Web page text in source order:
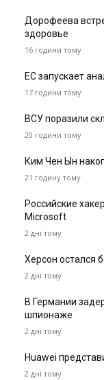
Дорофеева
здоровье
16 години тому
ЕС запускает
17 години тому
ВСУ поразили
20 години тому
Ким Чен Ын
21 годину тому
Российские
Microsoft
2 дні тому
Херсон остался
2 дні тому
В Германии
шпионаже
2 дні тому
Huawei
2 дні тому